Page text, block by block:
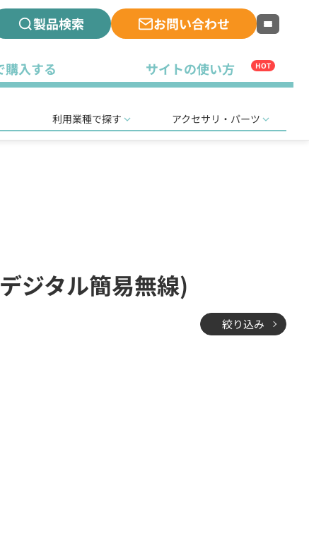
製品検索 お問い合わせ
購入する サイトの使い方 HOT
利用業種で探す アクセサリ・パーツ
ジタル簡易無線)
絞り込み